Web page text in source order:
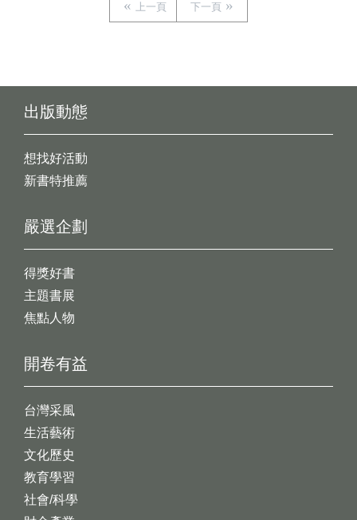
上一頁 下一頁
出版動態
想找好活動
新書特推薦
開卷有益
台灣采風
生活藝術
文化歷史
教育學習
社會/科學
嚴選企劃
得獎好書
主題書展
焦點人物